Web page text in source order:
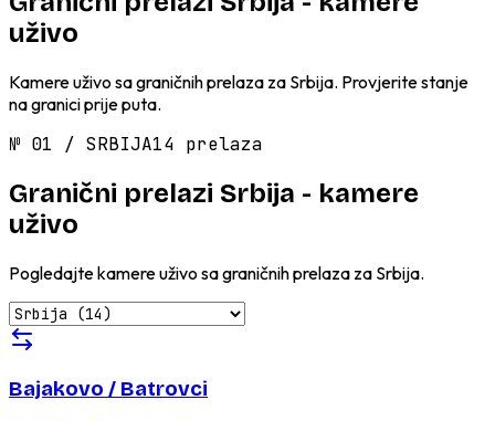
uživo
Kamere uživo sa graničnih prelaza za Srbija. Provjerite stanje
na granici prije puta.
№ 01 / SRBIJA14 prelaza
Granični prelazi Srbija - kamere
uživo
Pogledajte kamere uživo sa graničnih prelaza za Srbija.
Bajakovo / Batrovci